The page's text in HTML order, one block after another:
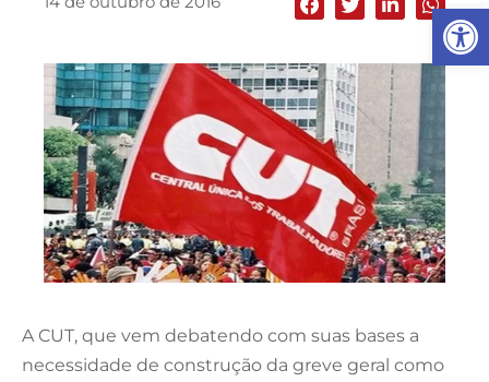
Abrir
A CUT, que vem debatendo com suas bases a
necessidade de construção da greve geral como